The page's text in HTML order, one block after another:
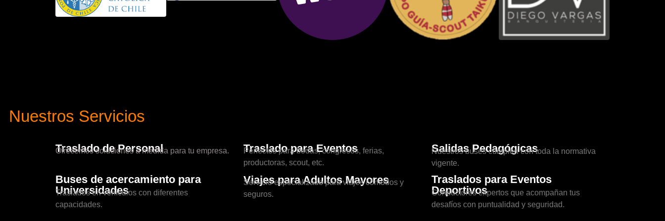
Nuestros Servicios
Traslado de Personal
Ofrecemos soluciones a medida para tu empresa. Traslado para Eventos
Perfectos para bodas, congresos, ferias,
productoras, scout, etc.
Salidas Pedagógicas
Nuestros buses cumplen con toda la normativa
vigente.
Buses de acercamiento para
Universidades
Traslados en vehículos con diferentes
capacidades.
Viajes para Adultos Mayores
Servicio especializado para viajes cómodos y
seguros.
Traslados para Eventos
Deportivos
Conductores expertos que acompañan tus
desafíos con puntualidad y seguridad.